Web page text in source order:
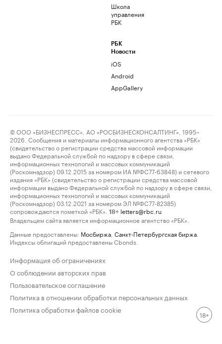
Школа
управления
РБК
РБК
Новости
iOS
Android
AppGallery
© ООО «БИЗНЕСПРЕСС», АО «РОСБИЗНЕСКОНСАЛТИНГ», 1995–
2026. Сообщения и материалы информационного агентства «РБК»
(свидетельство о регистрации средства массовой информации
выдано Федеральной службой по надзору в сфере связи,
информационных технологий и массовых коммуникаций
(Роскомнадзор) 09.12.2015 за номером ИА №ФС77-63848) и сетевого
издания «РБК» (свидетельство о регистрации средства массовой
информации выдано Федеральной службой по надзору в сфере связи,
информационных технологий и массовых коммуникаций
(Роскомнадзор) 03.12.2021 за номером ЭЛ №ФС77-82385)
сопровождаются пометкой «РБК».
18+ letters@rbc.ru
Владельцем сайта является информационное агентство «РБК».
Данные предоставлены: Мосбиржа Санкт-Петербургская биржа
Индексы облигаций предоставлены Cbonds.
Информация об ограничениях
О соблюдении авторских прав
Пользовательское соглашение
Политика в отношении обработки персональных данных
Политика обработки файлов cookie
18+